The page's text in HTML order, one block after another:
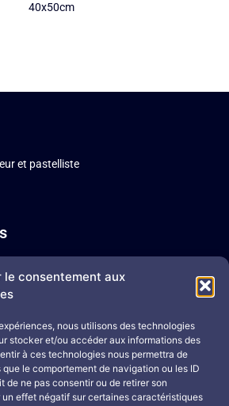
le consentement aux
nous utilisons des technologies
stocker et/ou accéder aux informations des
à ces technologies nous permettra de
le comportement de navigation ou les ID
de ne pas consentir ou de retirer son
effet négatif sur certaines caractéristiques
40x50cm
et pastelliste